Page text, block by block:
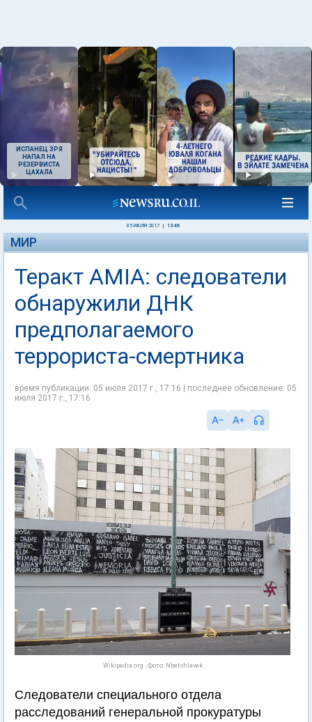
ИСПАНЕЦ ЗРЯ
НАПАЛ НА
РЕЗЕРВИСТА
ЦАХАЛА
05 ИЮЛЯ 2017 13:46
МИР
Теракт AMIA: следователи
обнаружили ДНК
предполагаемого
террориста-смертника
время публикации: 05 июля 2017 г., 17:16 | последнее обновление: 05
июля 2017 г., 17:16
Wikipedia.org . Фото: Nbelohlavek
Следователи специального отдела
расследований генеральной прокуратуры